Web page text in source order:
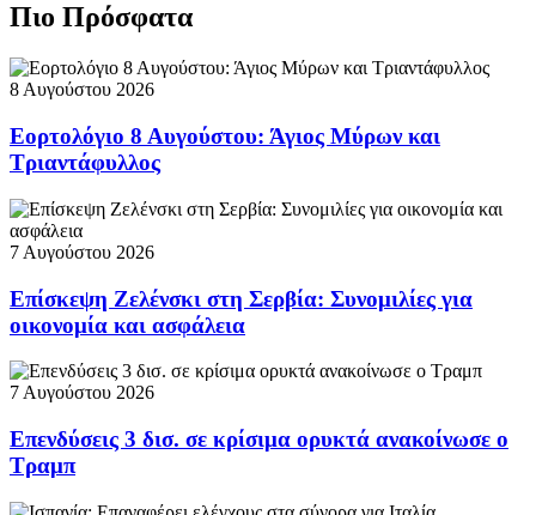
Πιο Πρόσφατα
8 Αυγούστου 2026
Εορτολόγιο 8 Αυγούστου: Άγιος Μύρων και
Τριαντάφυλλος
7 Αυγούστου 2026
Επίσκεψη Ζελένσκι στη Σερβία: Συνομιλίες για
οικονομία και ασφάλεια
7 Αυγούστου 2026
Επενδύσεις 3 δισ. σε κρίσιμα ορυκτά ανακοίνωσε ο
Τραμπ